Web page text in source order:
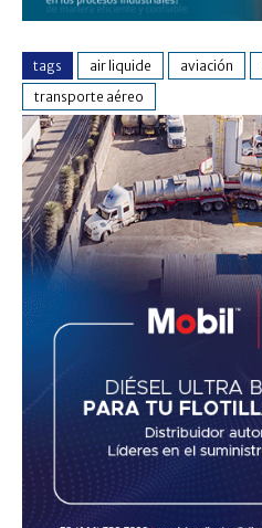
tags air liquide aviación
transporte aéreo